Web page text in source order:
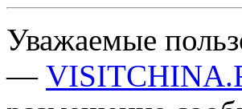
Уважаемые
—